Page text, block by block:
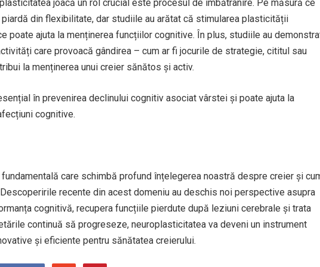
joacă un rol crucial este procesul de îmbătrânire. Pe măsură ce
din flexibilitate, dar studiile au arătat că stimularea plasticității
poate ajuta la menținerea funcțiilor cognitive. În plus, studiile au
care provoacă gândirea – cum ar fi jocurile de strategie, cititul sau
la menținerea unui creier sănătos și activ.
în prevenirea declinului cognitiv asociat vârstei și poate ajuta la
cognitive.
care schimbă profund înțelegerea noastră despre creier și
recente din acest domeniu au deschis noi perspective asupra
cognitivă, recupera funcțiile pierdute după leziuni cerebrale și trata
continuă să progreseze, neuroplasticitatea va deveni un instrument
și eficiente pentru sănătatea creierului.